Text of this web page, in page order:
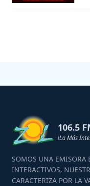
106.5
!La Más
SOMOS UNA EMISORA
INTERACTIVOS,
CARACTERIZA POR LA